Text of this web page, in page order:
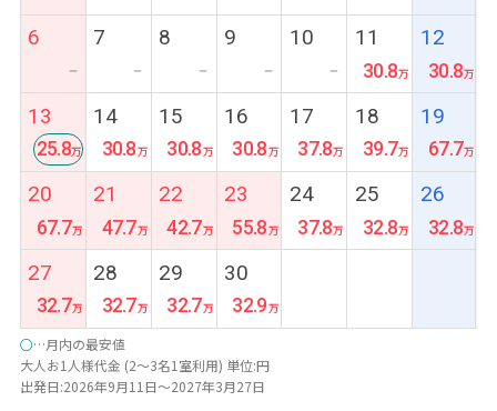
6
ー
7
ー
8
ー
9
ー
10
ー
11
30.8
12
30.8
13
25.8
14
30.8
15
30.8
16
30.8
17
37.8
18
39.7
19
67.7
20
67.7
21
47.7
22
42.7
23
55.8
24
37.8
25
32.8
26
32.8
27
32.7
28
32.7
29
32.7
30
32.9
○…月内の最安値
大人お1人様代金 (2～3名1室利用) 単位:円
出発日:2026年9月11日～2027年3月27日